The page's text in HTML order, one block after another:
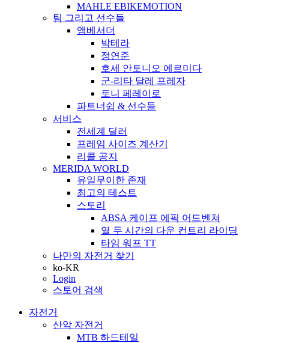
MAHLE EBIKEMOTION
팀 그리고 선수들
앰베서더
박테라
정연준
호세 안토니오 에르미다
군-리타 달레 프레자
토니 페레이로
파트너쉽 & 선수들
서비스
전세계 딜러
프레임 사이즈 계산기
리콜 공지
MERIDA WORLD
유일무이한 존재
최고의 테스트
스토리
ABSA 케이프 에픽 어드벤쳐
열 두 시간의 다운 컨트리 라이딩
타임 워프 TT
나만의 자전거 찾기
ko-KR
Login
스토어 검색
자전거
산악 자전거
MTB 하드테일